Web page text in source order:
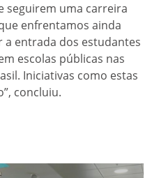
seguirem uma carreira
enfrentamos ainda
a entrada dos estudantes
escolas públicas nas
Iniciativas como estas
concluiu.